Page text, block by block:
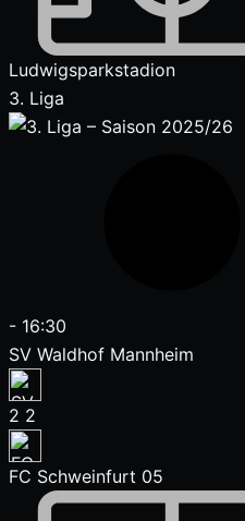
Ludwigsparkstadion
3. Liga
- 16:30
SV Waldhof Mannheim
2 2
FC Schweinfurt 05